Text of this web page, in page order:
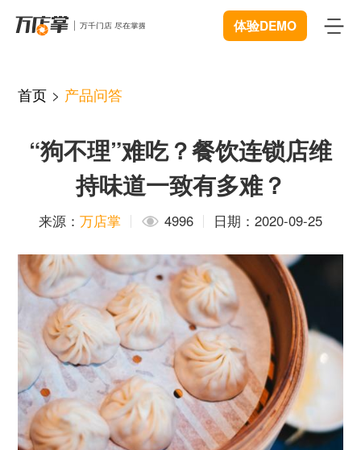
体验DEMO
智能巡店
客流统计
商业BI
远程协同
视频追溯
微信商城
广告信发
小鸟探店
体验中心 New
数据赋能
智慧门店
服装行业
餐饮行业
快消行业
资源中心 New
下载
公司新闻
行业干货
产品问答
开发者中心
开放平台
联系我们
公司简介
首页 > 产品问答
“狗不理”难吃？餐饮连锁店维
持味道一致有多难？
来源： 万店掌 4996 日期：2020-09-25